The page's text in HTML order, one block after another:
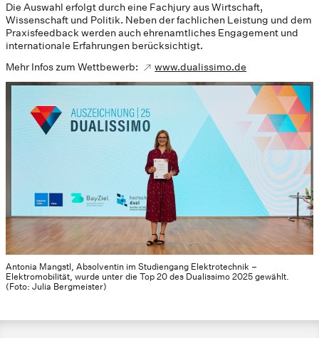
Antonia Mangstl, Absolventin im Studiengang Elektrotechnik –
Elektromobilität, wurde unter die Top 20 des Dualissimo 2025 gewählt.
(Foto: Julia Bergmeister)
Die Auswahl erfolgt durch eine Fachjury aus Wirtschaft,
Wissenschaft und Politik. Neben der fachlichen Leistung und dem
Praxisfeedback werden auch ehrenamtliches Engagement und
internationale Erfahrungen berücksichtigt.
Mehr Infos zum Wettbewerb:
www.dualissimo.de